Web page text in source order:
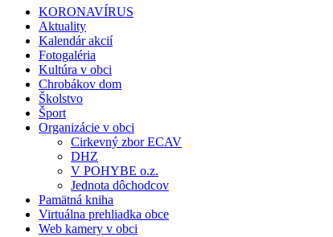
KORONAVÍRUS
Aktuality
Kalendár akcií
Fotogaléria
Kultúra v obci
Chrobákov dom
Školstvo
Šport
Organizácie v obci
Cirkevný zbor ECAV
DHZ
V POHYBE o.z.
Jednota dôchodcov
Pamätná kniha
Virtuálna prehliadka obce
Web kamery v obci